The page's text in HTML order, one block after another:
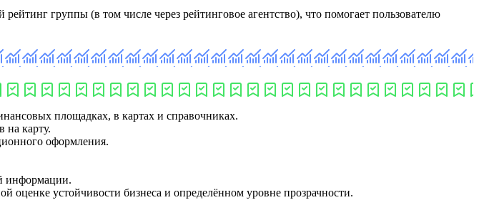
группы (в том числе через рейтинговое агентство), что помогает пользователю
площадках, в картах и справочниках.
на карту.
оформления.
информации.
оценке устойчивости бизнеса и определённом уровне прозрачности.